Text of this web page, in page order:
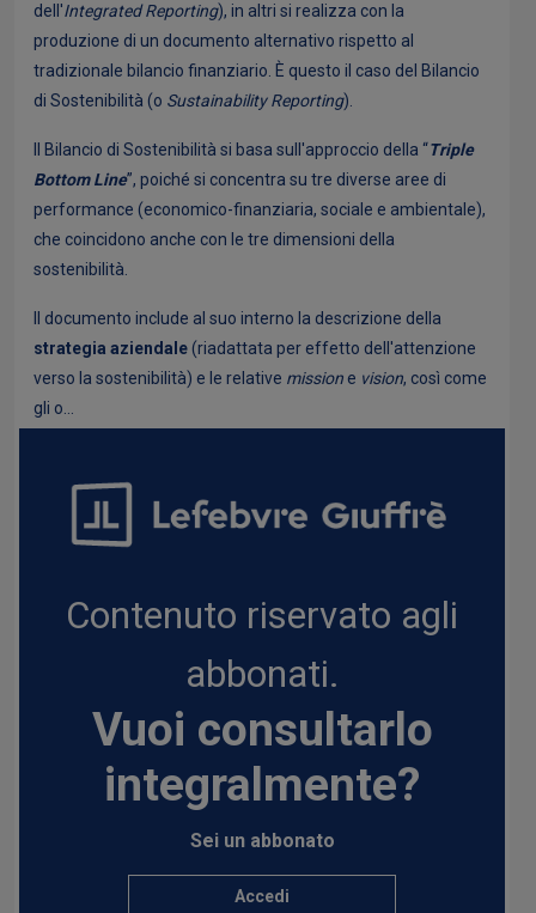
dell'Integrated Reporting), in altri si realizza con la
produzione di un documento alternativo rispetto al
tradizionale bilancio finanziario. È questo il caso del Bilancio
di Sostenibilità (o Sustainability Reporting).
Il Bilancio di Sostenibilità si basa sull'approccio della “Triple
Bottom Line”, poiché si concentra su tre diverse aree di
performance (economico-finanziaria, sociale e ambientale),
che coincidono anche con le tre dimensioni della
sostenibilità.
Il documento include al suo interno la descrizione della
strategia aziendale(riadattata per effetto dell'attenzione
verso la sostenibilità) e le relative mission e vision, così come
gli o...
Contenuto riservato agli
abbonati.
Vuoi consultarlo
integralmente?
Sei un abbonato
Accedi